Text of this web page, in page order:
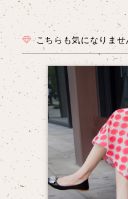
こちらも気になりま